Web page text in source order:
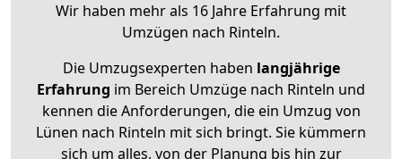
Wir haben mehr als 16 Jahre Erfahrung mit
Umzügen nach Rinteln.
Die Umzugsexperten haben langjährige
Erfahrung im Bereich Umzüge nach Rinteln und
kennen die Anforderungen, die ein Umzug von
Lünen nach Rinteln mit sich bringt. Sie kümmern
sich um alles, von der Planung bis hin zur